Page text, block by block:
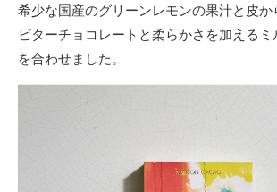
希少な国産のグリーンレモンの果汁と皮か
ビターチョコレートと柔らかさを加えるミ
を合わせました。